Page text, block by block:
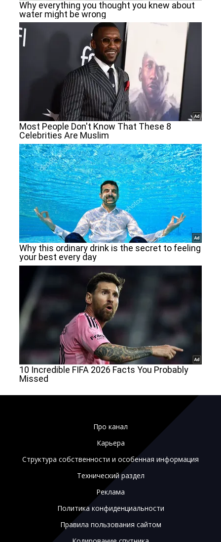
Про канал
Карьера
Структура собственности и особенная информация
Технический раздел
Реклама
Политика конфиденциальности
Правила пользования сайтом